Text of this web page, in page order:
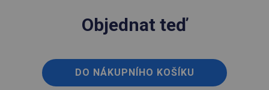
Objednat teď
DO NÁKUPNÍHO KOŠÍKU